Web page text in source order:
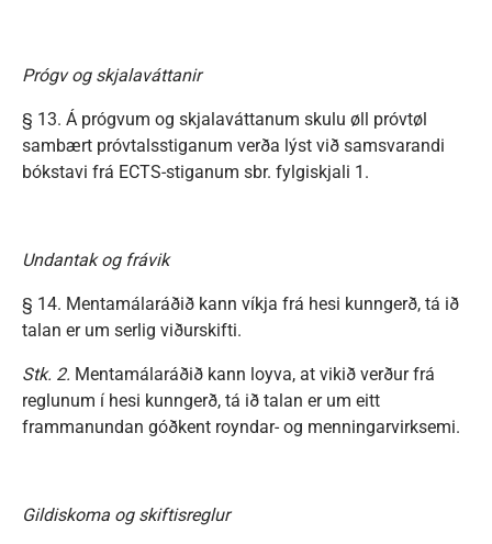
Prógv og skjalaváttanir
§ 13. Á prógvum og skjalaváttanum skulu øll próvtøl
sambært próvtalsstiganum verða lýst við samsvarandi
bókstavi frá ECTS-stiganum sbr. fylgiskjali 1.
Undantak og frávik
§ 14. Mentamálaráðið kann víkja frá hesi kunngerð, tá ið
talan er um serlig viðurskifti.
Stk. 2. Mentamálaráðið kann loyva, at vikið verður frá
reglunum í hesi kunngerð, tá ið talan er um eitt
frammanundan góðkent royndar- og menningarvirksemi.
Gildiskoma og skiftisreglur